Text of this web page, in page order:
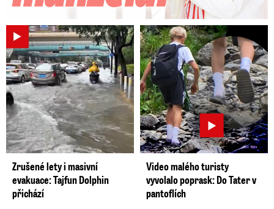
Zrušené lety i masivní
evakuace: Tajfun Dolphin
přichází
Video malého turisty
vyvolalo poprask: Do Tater v
pantoflích